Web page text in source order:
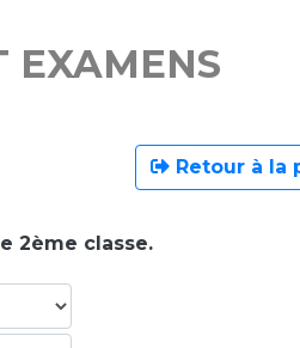
EXAMENS
Retour à la
2ème classe.